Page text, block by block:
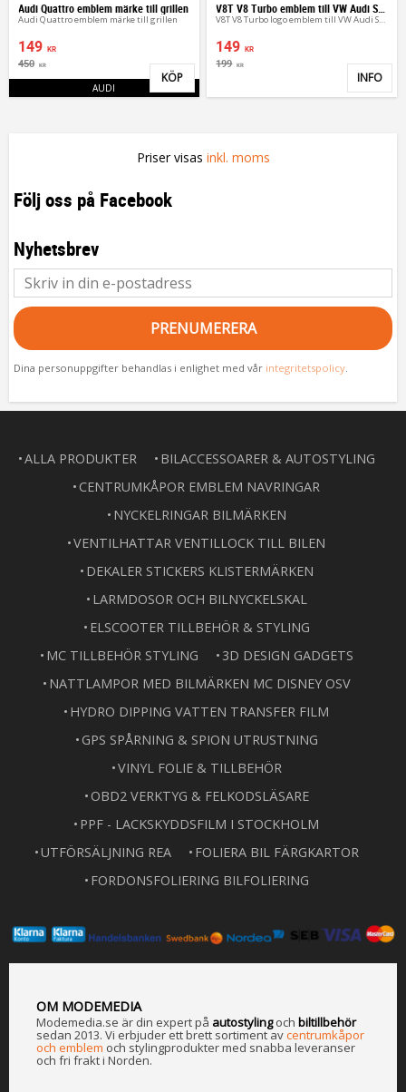
Audi Quattro emblem märke till grillen
Audi Quattro emblem märke till grillen
149 KR
450 KR
AUDI Lägg till i favoriter
KÖP
V8T V8 Turbo emblem till VW Audi Skoda
V8T V8 Turbo logo emblem till VW Audi Skoda
149 KR
199 KR
INFO
Priser visas inkl. moms
Följ oss på Facebook
Nyhetsbrev
PRENUMERERA
Dina personuppgifter behandlas i enlighet med vår integritetspolicy.
ALLA PRODUKTER
BILACCESSOARER & AUTOSTYLING
CENTRUMKÅPOR EMBLEM NAVRINGAR
NYCKELRINGAR BILMÄRKEN
VENTILHATTAR VENTILLOCK TILL BILEN
DEKALER STICKERS KLISTERMÄRKEN
LARMDOSOR OCH BILNYCKELSKAL
ELSCOOTER TILLBEHÖR & STYLING
MC TILLBEHÖR STYLING
3D DESIGN GADGETS
NATTLAMPOR MED BILMÄRKEN MC DISNEY OSV
HYDRO DIPPING VATTEN TRANSFER FILM
GPS SPÅRNING & SPION UTRUSTNING
VINYL FOLIE & TILLBEHÖR
OBD2 VERKTYG & FELKODSLÄSARE
PPF - LACKSKYDDSFILM I STOCKHOLM
UTFÖRSÄLJNING REA
FOLIERA BIL FÄRGKARTOR
FORDONSFOLIERING BILFOLIERING
OM MODEMEDIA
Modemedia.se är din expert på autostylingoch biltillbehör
sedan 2013. Vi erbjuder ett brett sortiment avcentrumkåpor
och emblem och stylingprodukter med snabba leveranser
och fri frakt i Norden.